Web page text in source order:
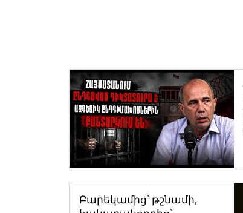
Բարեկամից՝ թշնամի,